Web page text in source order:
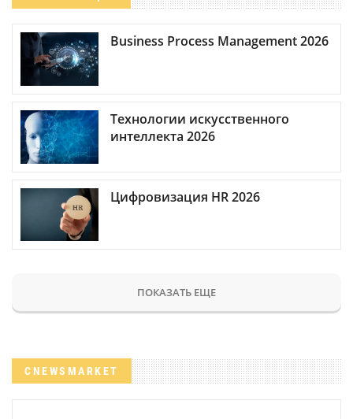
Business Process Management 2026
Технологии искусственного
интеллекта 2026
Цифровизация HR 2026
ПОКАЗАТЬ ЕЩЕ
CNEWSMARKET